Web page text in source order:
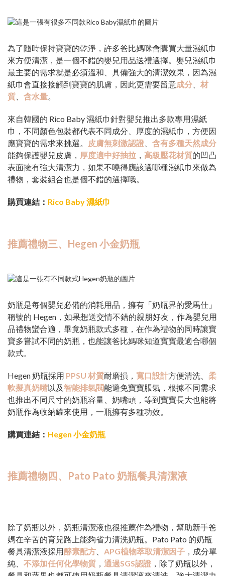
為了隨時保持寶寶的乾淨，許多爸比媽咪會購買大量濕紙巾
來方便清潔，是一個不錯的嬰兒用品送禮選擇。嬰兒濕紙巾
最主要的需求就是必須溫和、具備強大的清潔效果，因為濕
紙巾會直接接觸到寶寶的肌膚，因此更需要留意成分
材
質
含水量。
來自韓國的 Rico Baby 濕紙巾針對嬰兒推出多款專用濕紙
巾，不同顏色包裝都代表不同成分、厚度的濕紙巾，方便因
應寶寶的需求來挑選。
皮膚無刺激認證
含有多種天然成分
能夠保護嬰兒皮膚， 厚度適中好抽拉 ， 高級壓花材質的凹凸
表面擁有強大清潔力，如果不曉得應該選哪種濕紙巾來做為
禮物，套裝組合也是個不錯的選擇哦。
購買連結： Rico Baby 濕紙巾
推薦禮物三、Hegen 小金奶瓶
奶瓶是每個嬰兒必備的消耗用品，擁有「奶瓶界的愛馬仕」
稱號的 Hegen，如果想送交情不錯的親朋好友，作為嬰兒用
品禮物蠻合適，畢竟奶瓶款式多種，在作為禮物的同時讓寶
寶多嘗試不同的奶瓶，也能讓爸比媽咪知道寶寶最適合哪個
款式。
Hegen 奶瓶採用 PPSU 材質耐磨損， 寬口設計方便清洗、 柔
軟擬真奶嘴以及智能排氣閥能避免寶寶脹氣，根據不同需求
也推出不同尺寸的奶瓶容量、奶嘴頭，等到寶寶長大也能將
奶瓶作為收納罐來使用，一瓶擁有多種功效。
購買連結： Hegen 小金奶瓶
推薦禮物四、Pato Pato 奶瓶餐具清潔液
除了奶瓶以外，奶瓶清潔液也很推薦作為禮物，幫助新手爸
媽在辛苦的育兒路上能夠省力清洗奶瓶。Pato Pato 的奶瓶
餐具清潔液採用酵素配方 APG植物萃取清潔因子 ，成分單
純、 不添加任何化學物質 通過SGS認證 ，除了奶瓶以外，